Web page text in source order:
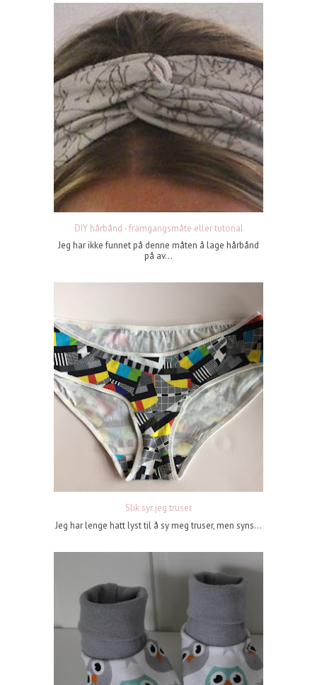
DIY hårbånd - framgangsmåte eller tutorial
Jeg har ikke funnet på denne måten å lage hårbånd
på av...
Slik syr jeg truser
Jeg har lenge hatt lyst til å sy meg truser, men syns...